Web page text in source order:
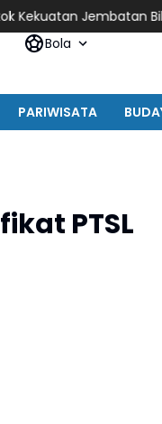
Bibis Talud
Bola
PARIWISATA
PTSL